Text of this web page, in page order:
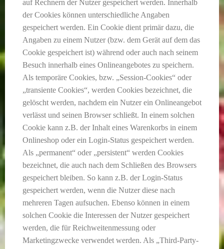
auf Rechnern der Nutzer gespeichert werden. Innerhalb
der Cookies können unterschiedliche Angaben
gespeichert werden. Ein Cookie dient primär dazu, die
Angaben zu einem Nutzer (bzw. dem Gerät auf dem das
Cookie gespeichert ist) während oder auch nach seinem
Besuch innerhalb eines Onlineangebotes zu speichern.
Als temporäre Cookies, bzw. „Session-Cookies“ oder
„transiente Cookies“, werden Cookies bezeichnet, die
gelöscht werden, nachdem ein Nutzer ein Onlineangebot
verlässt und seinen Browser schließt. In einem solchen
Cookie kann z.B. der Inhalt eines Warenkorbs in einem
Onlineshop oder ein Login-Status gespeichert werden.
Als „permanent“ oder „persistent“ werden Cookies
bezeichnet, die auch nach dem Schließen des Browsers
gespeichert bleiben. So kann z.B. der Login-Status
gespeichert werden, wenn die Nutzer diese nach
mehreren Tagen aufsuchen. Ebenso können in einem
solchen Cookie die Interessen der Nutzer gespeichert
werden, die für Reichweitenmessung oder
Marketingzwecke verwendet werden. Als „Third-Party-